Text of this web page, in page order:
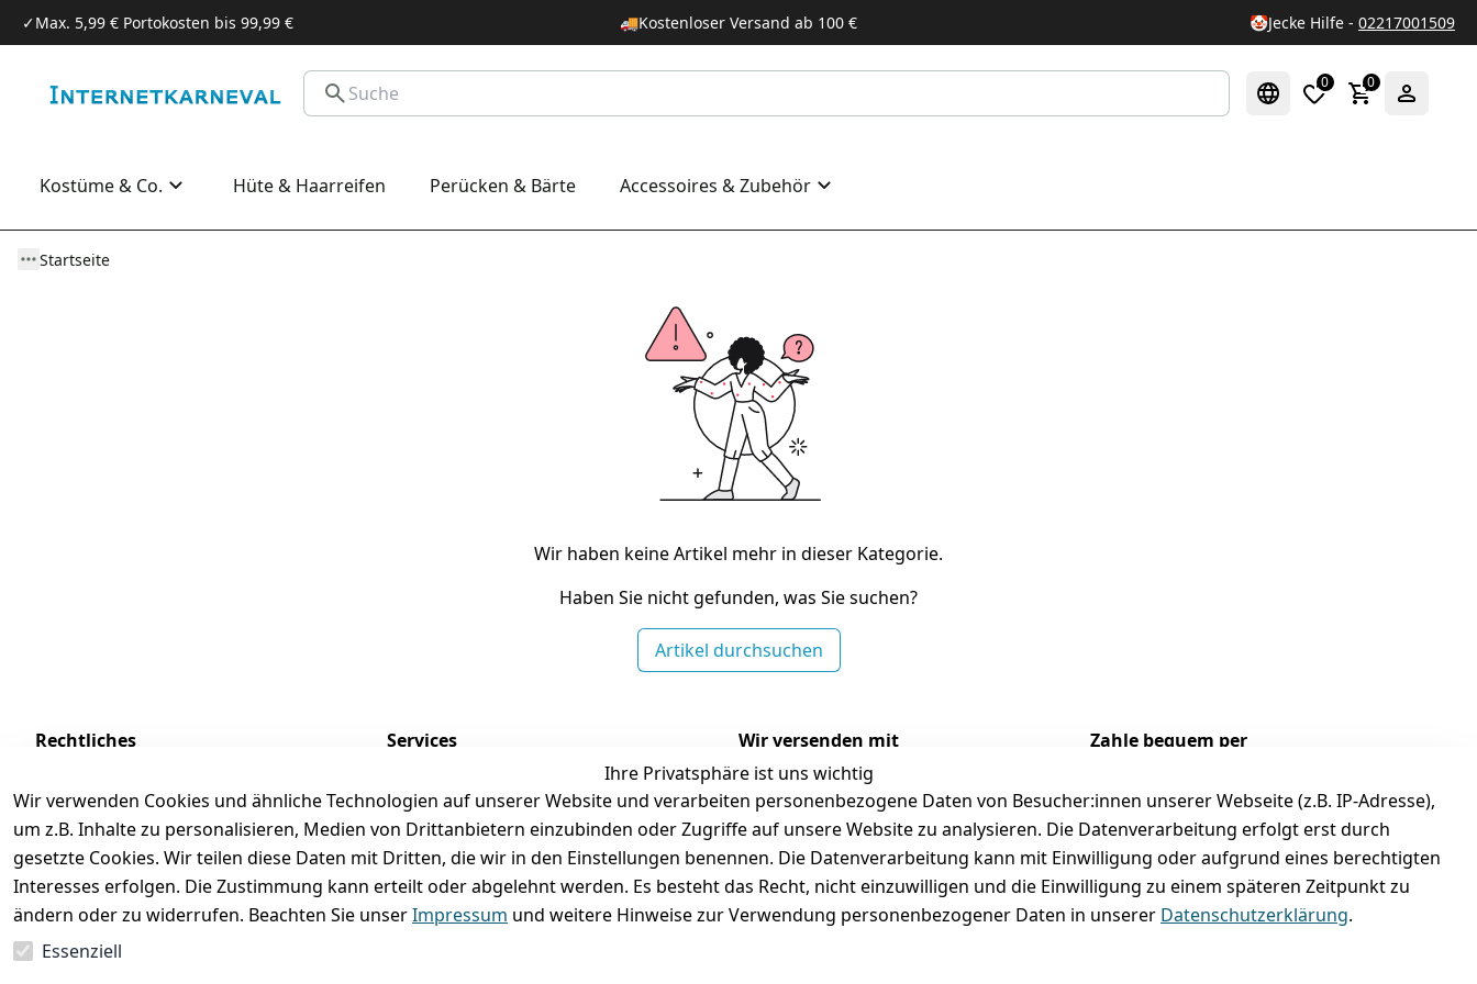
✓Max. 5,99 € Portokosten bis 99,99 € 🚚Kostenloser Versand ab 100 € 🤡Jecke Hilfe -02217001509
0 0
Kostüme & Co. Hüte & Haarreifen Perücken & Bärte Accessoires & Zubehör
Startseite
Wir haben keine Artikel mehr in dieser Kategorie.
Haben Sie nicht gefunden, was Sie suchen?
Artikel durchsuchen
Ihre Privatsphäre ist uns wichtig
Wir verwenden Cookies und ähnliche Technologien auf unserer Website und verarbeiten personenbezogene Daten von Besucher:innen unserer Webseite (z.B. IP-Adresse),
um z.B. Inhalte zu personalisieren, Medien von Drittanbietern einzubinden oder Zugriffe auf unsere Website zu analysieren. Die Datenverarbeitung erfolgt erst durch
gesetzte Cookies. Wir teilen diese Daten mit Dritten, die wir in den Einstellungen benennen. Die Datenverarbeitung kann mit Einwilligung oder aufgrund eines berechtigten
Interesses erfolgen. Die Zustimmung kann erteilt oder abgelehnt werden. Es besteht das Recht, nicht einzuwilligen und die Einwilligung zu einem späteren Zeitpunkt zu
ändern oder zu widerrufen. Beachten Sie unserImpressum und weitere Hinweise zur Verwendung personenbezogener Daten in unserer Datenschutzerklärung.
Essenziell
Rechtliches
Impressum
Datenschutzerklärung
Batterieentsorgung
Widerrufsrecht
Services
Registrieren
Zahlung und Versand
Rückgabe / Umtausch / Reklamation
Wir versenden mit
Folgt uns gern auf
Zahle bequem per